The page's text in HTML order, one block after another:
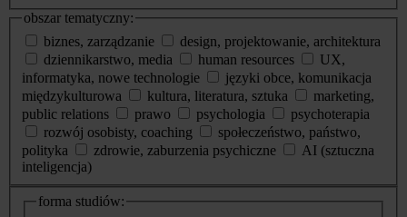
obszar tematyczny:
biznes, zarządzanie
design, projektowanie, architektura
dziennikarstwo, media
human resources
UX,
informatyka, nowe technologie
języki obce, komunikacja
międzykulturowa
kultura, literatura, sztuka
marketing,
public relations
prawo psychologia
psychoterapia
rozwój osobisty, coaching
społeczeństwo, państwo,
polityka
zdrowie, zaburzenia psychiczne
AI (sztuczna
inteligencja)
dodatkowe
forma studiów: